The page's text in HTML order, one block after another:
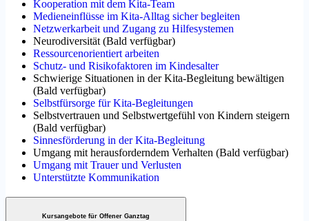
Kooperation mit dem Kita-Team
Medieneinflüsse im Kita-Alltag sicher begleiten
Netzwerkarbeit und Zugang zu Hilfesystemen
Neurodiversität (Bald verfügbar)
Ressourcenorientiert arbeiten
Schutz- und Risikofaktoren im Kindesalter
Schwierige Situationen in der Kita-Begleitung bewältigen
(Bald verfügbar)
Selbstfürsorge für Kita-Begleitungen
Selbstvertrauen und Selbstwertgefühl von Kindern steigern
(Bald verfügbar)
Sinnesförderung in der Kita-Begleitung
Umgang mit herausforderndem Verhalten (Bald verfügbar)
Umgang mit Trauer und Verlusten
Unterstützte Kommunikation
Kursangebote für Offener Ganztag